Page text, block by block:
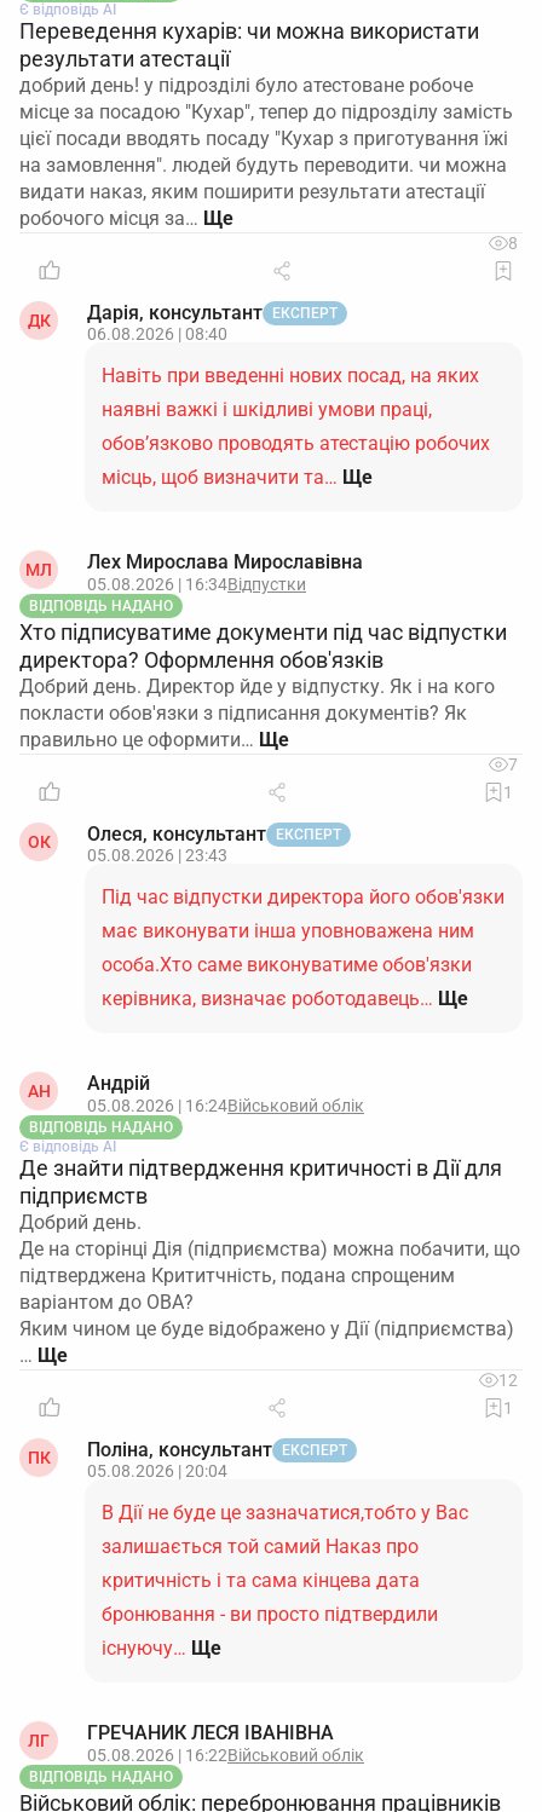
Є відповідь АІ
Переведення кухарів: чи можна використати
результати атестації
добрий день! у підрозділі було атестоване робоче
місце за посадою "Кухар", тепер до підрозділу замість
цієї посади вводять посаду "Кухар з приготування їжі
на замовлення". людей будуть переводити. чи можна
видати наказ, яким поширити результати атестації
робочого місця за…
8
ДК Дарія, консультант ЕКСПЕРТ
06.08.2026 | 08:40
Навіть при введенні нових посад, на яких
наявні важкі і шкідливі умови праці,
обов’язково проводять атестацію робочих
місць, щоб визначити та… Ще
МЛ Лех Мирослава Мирославівна
05.08.2026 | 16:34Відпустки
ВІДПОВІДЬ НАДАНО
Хто підписуватиме документи під час відпустки
директора? Оформлення обов'язків
Добрий день. Директор йде у відпустку. Як і на кого
покласти обов'язки з підписання документів? Як
правильно це оформити…
7
1
ОК Олеся, консультант ЕКСПЕРТ
05.08.2026 | 23:43
Під час відпустки директора його обов'язки
має виконувати інша уповноважена ним
особа.Хто саме виконуватиме обов'язки
керівника, визначає роботодавець… Ще
АН Андрій
05.08.2026 | 16:24Військовий облік
ВІДПОВІДЬ НАДАНО
Є відповідь АІ
Де знайти підтвердження критичності в Дії для
підприємств
Добрий день.
Де на сторінці Дія (підприємства) можна побачити, що
підтверджена Крититчність, подана спрощеним
варіантом до ОВА?
Яким чином це буде відображено у Дії (підприємства)
…
12
1
ПК Поліна, консультант ЕКСПЕРТ
05.08.2026 | 20:04
В Дії не буде це зазначатися,тобто у Вас
залишається той самий Наказ про
критичність і та сама кінцева дата
бронювання - ви просто підтвердили
існуючу… Ще
ЛГ ГРЕЧАНИК ЛЕСЯ ІВАНІВНА
05.08.2026 | 16:22Військовий облік
ВІДПОВІДЬ НАДАНО
Військовий облік: перебронювання працівників